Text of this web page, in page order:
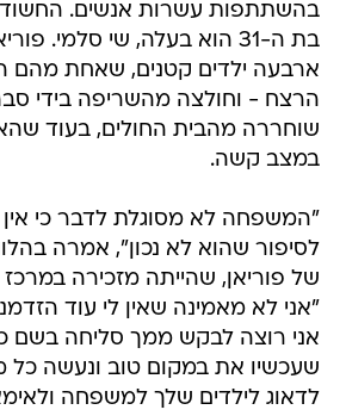
בהשתתפות עשרות אנשים. החשוד
בת ה-31 הוא בעלה, שי סלמי.
ארבעה ילדים קטנים, שאחת מהם
הרצח - וחולצה מהשריפה בידי
שוחררה מהבית החולים, בעוד
במצב קשה.
"המשפחה לא מסוגלת לדבר כי אין
לסיפור שהוא לא נכון", אמרה
של פוריאן, שהייתה מזכירה
"אני לא מאמינה שאין לי עוד
אני רוצה לבקש ממך סליחה בשם
שעכשיו את במקום טוב ונעשה
לדאוג לילדים שלך למשפחה